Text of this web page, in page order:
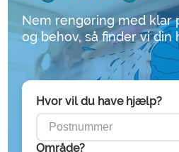
Nem rengøring med klar
og behov, så finder vi
Hvor vil du have hjælp?
Område?